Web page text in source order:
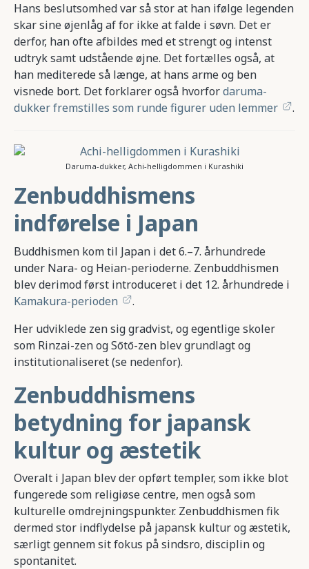
Hans beslutsomhed var så stor at han ifølge legenden
skar sine øjenlåg af for ikke at falde i søvn. Det er
derfor, han ofte afbildes med et strengt og intenst
udtryk samt udstående øjne. Det fortælles også, at
han mediterede så længe, at hans arme og ben
visnede bort. Det forklarer også hvorfordaruma-
dukker fremstilles som runde figurer uden lemmer
.
Daruma-dukker, Achi-helligdommen i Kurashiki
Zenbuddhismens
indførelse i Japan
Buddhismen kom til Japan i det 6.–7. århundrede
under Nara- og Heian-perioderne. Zenbuddhismen
blev derimod først introduceret i det 12. århundrede i
Kamakura-perioden
.
Her udviklede zen sig gradvist, og egentlige skoler
som Rinzai-zen og Sōtō-zen blev grundlagt og
institutionaliseret (se nedenfor).
Zenbuddhismens
betydning for japansk
kultur og æstetik
Overalt i Japan blev der opført templer, som ikke blot
fungerede som religiøse centre, men også som
kulturelle omdrejningspunkter. Zenbuddhismen fik
dermed stor indflydelse på japansk kultur og æstetik,
særligt gennem sit fokus på sindsro, disciplin og
spontanitet.